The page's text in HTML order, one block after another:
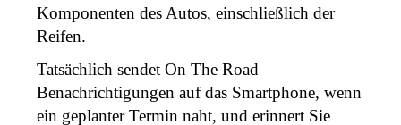
Komponenten des Autos, einschließlich der
Reifen.
Tatsächlich sendet On The Road
Benachrichtigungen auf das Smartphone, wenn
ein geplanter Termin naht, und erinnert Sie